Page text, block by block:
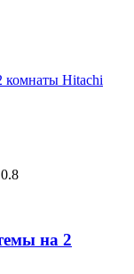
комнаты Hitachi
на 2